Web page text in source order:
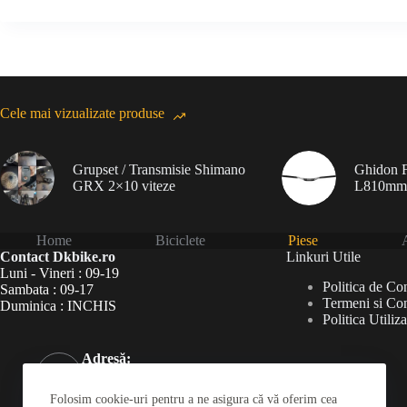
Folosim cookie-uri pentru a ne asigura că vă oferim cea
Cele mai vizualizate produse
Grupset / Transmisie Shimano
GRX 2×10 viteze
Ghidon
Home Biciclete Piese
Contact Dkbike.ro
Luni - Vineri : 09-19
Sambata : 09-17
Duminica : INCHIS
Adresă:
București 060787
Linkuri Utile
Politica de
Termeni si
Politica